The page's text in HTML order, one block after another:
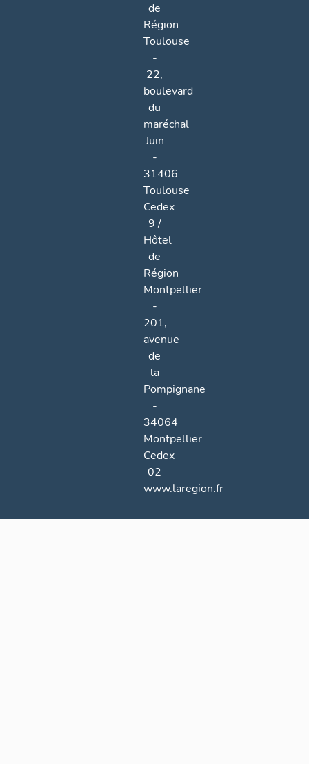
de
Région
Toulouse
-
22,
boulevard
du
maréchal
Juin
-
31406
Toulouse
Cedex
9 /
Hôtel
de
Région
Montpellier
-
201,
avenue
de
la
Pompignane
-
34064
Montpellier
Cedex
02
www.laregion.fr